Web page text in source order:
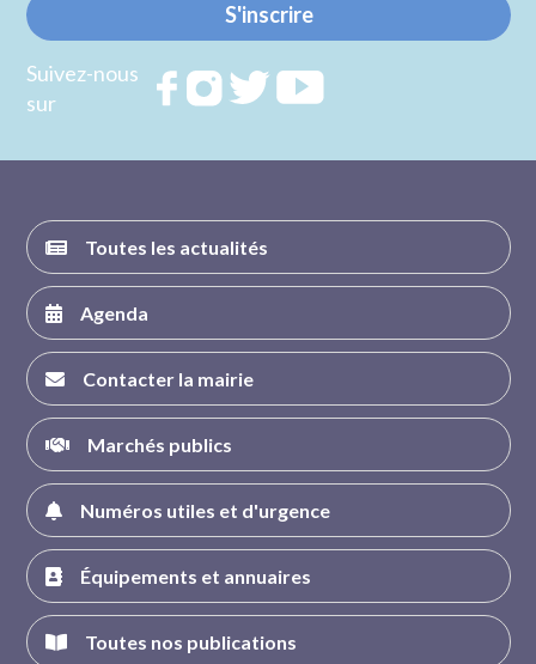
S'inscrire
Suivez-nous
sur
RejoignezRejoignezRejoignez
Toutes les actualités
Agenda
Contacter la mairie
Marchés publics
Numéros utiles et d'urgence
Équipements et annuaires
Toutes nos publications